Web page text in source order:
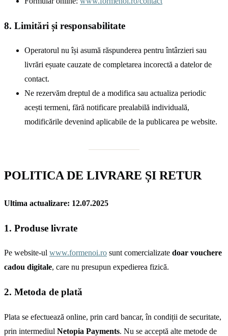
8. Limitări și responsabilitate
Operatorul nu își asumă răspunderea pentru întârzieri sau
livrări eșuate cauzate de completarea incorectă a datelor de
contact.
Ne rezervăm dreptul de a modifica sau actualiza periodic
acești termeni, fără notificare prealabilă individuală,
modificările devenind aplicabile de la publicarea pe website.
POLITICA DE LIVRARE ȘI RETUR
Ultima actualizare: 12.07.2025
1. Produse livrate
Pe website-ul www.formenoi.ro sunt comercializate doar vouchere
cadou digitale, care nu presupun expedierea fizică.
2. Metoda de plată
Plata se efectuează online, prin card bancar, în condiții de securitate,
prin intermediul Netopia Payments. Nu se acceptă alte metode de